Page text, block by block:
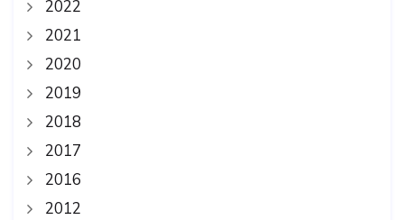
2022
2021
2020
2019
2018
2017
2016
2012